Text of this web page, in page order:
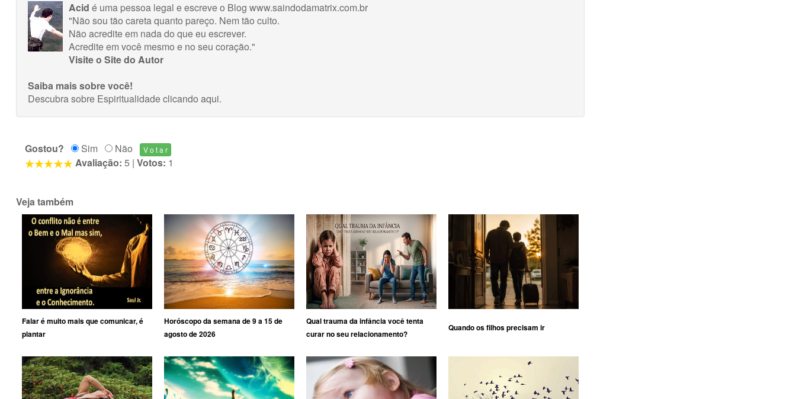
Acid é uma pessoa legal e escreve o Blog www.saindodamatrix.com.br
"Não sou tão careta quanto pareço. Nem tão culto.
Não acredite em nada do que eu escrever.
Acredite em você mesmo e no seu coração."
Visite o Site do Autor
Saiba mais sobre você!
Descubra sobre Espiritualidadeclicando aqui.
Gostou? Sim
Não
Avaliação: 5 | Votos: 1
Veja também
Falar é muito mais que comunicar, é
plantar
Horóscopo da semana de 9 a 15 de
agosto de 2026
Qual trauma da infância você tenta
curar no seu relacionamento?
Quando os filhos precisam ir